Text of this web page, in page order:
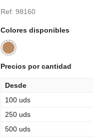
Ref: 98160
Colores disponibles
Precios por cantidad
Desde
100 uds
250 uds
500 uds